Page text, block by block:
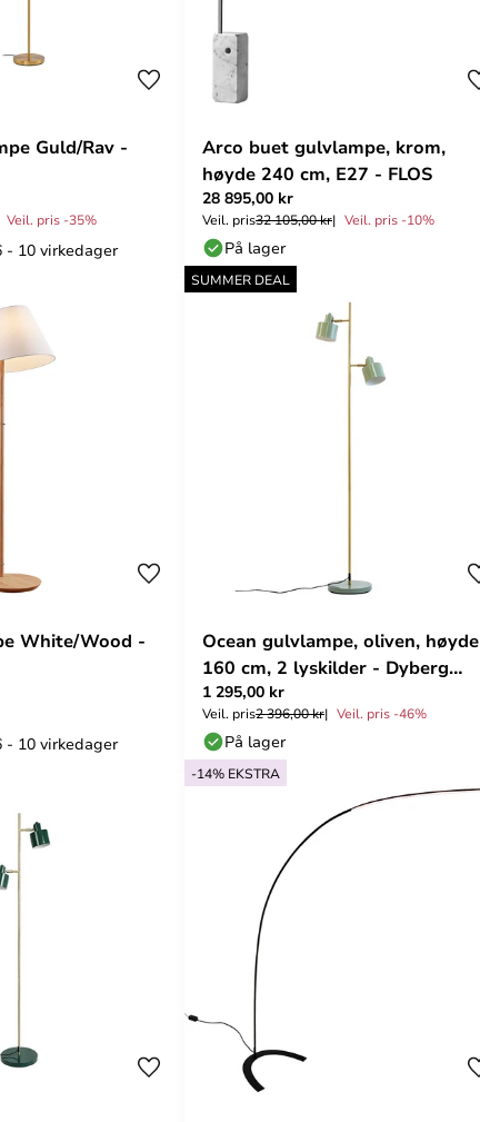
Guld/Rav -
Veil. pris -35%
- 10 virkedager
Arco buet gulvlampe, krom,
høyde 240 cm, E27 - FLOS
28 895,00 kr
Veil. pris32 105,00 kr Veil. pris -10%
På lager
White/Wood -
- 10 virkedager
SUMMER DEAL
Ocean gulvlampe, oliven, høyde
160 cm, 2 lyskilder - Dyberg
Larsen
1 295,00 kr
Veil. pris2 396,00 kr Veil. pris -46%
På lager
-14% EKSTRA